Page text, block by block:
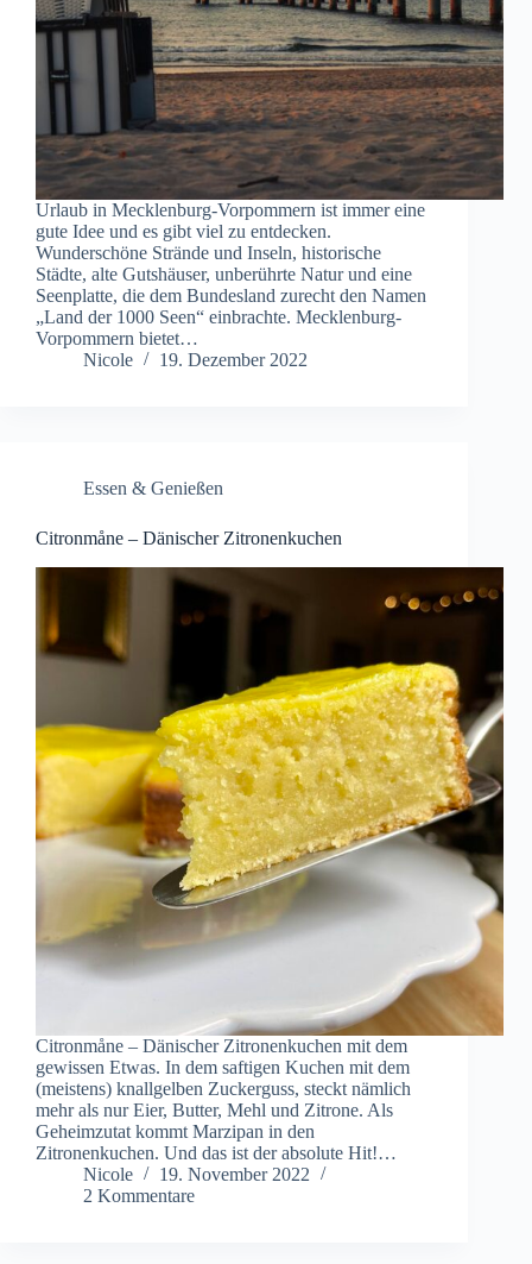
Urlaub in Mecklenburg-Vorpommern ist immer eine
gute Idee und es gibt viel zu entdecken.
Wunderschöne Strände und Inseln, historische
Städte, alte Gutshäuser, unberührte Natur und eine
Seenplatte, die dem Bundesland zurecht den Namen
„Land der 1000 Seen“ einbrachte. Mecklenburg-
Vorpommern bietet…
Nicole
19. Dezember 2022
Essen & Genießen
Citronmåne – Dänischer Zitronenkuchen
Citronmåne – Dänischer Zitronenkuchen mit dem
gewissen Etwas. In dem saftigen Kuchen mit dem
(meistens) knallgelben Zuckerguss, steckt nämlich
mehr als nur Eier, Butter, Mehl und Zitrone. Als
Geheimzutat kommt Marzipan in den
Zitronenkuchen. Und das ist der absolute Hit!…
Nicole
19. November 2022
2 Kommentare